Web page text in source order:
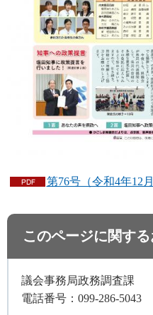
第76号（令和4年12
このページに関す
議会事務局政務調査課
電話番号：099-286-5043